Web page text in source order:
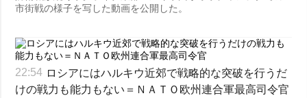
市街戦の様子を写した動画を公開した。
22:54 ロシアにはハルキウ近郊で戦略的な突破を行うだ
けの戦力も能力もない＝ＮＡＴＯ欧州連合軍最高司令官